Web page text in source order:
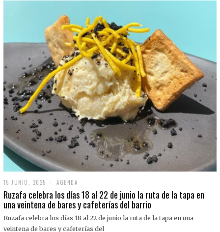
15 JUNIO, 2025
J
U
I
O
AGENDA
Ruzafa celebra los días 18 al 22 de junio la ruta de la tapa en
una veintena de bares y cafeterías del barrio
Ruzafa celebra los días 18 al 22 de junio la ruta de la tapa en una
veintena de bares y cafeterías del